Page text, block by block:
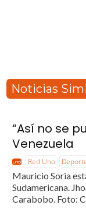
Noticias
“Así no se
Venezuela
Red Uno
Mauricio Soria
Sudamericana.
Carabobo. Foto: